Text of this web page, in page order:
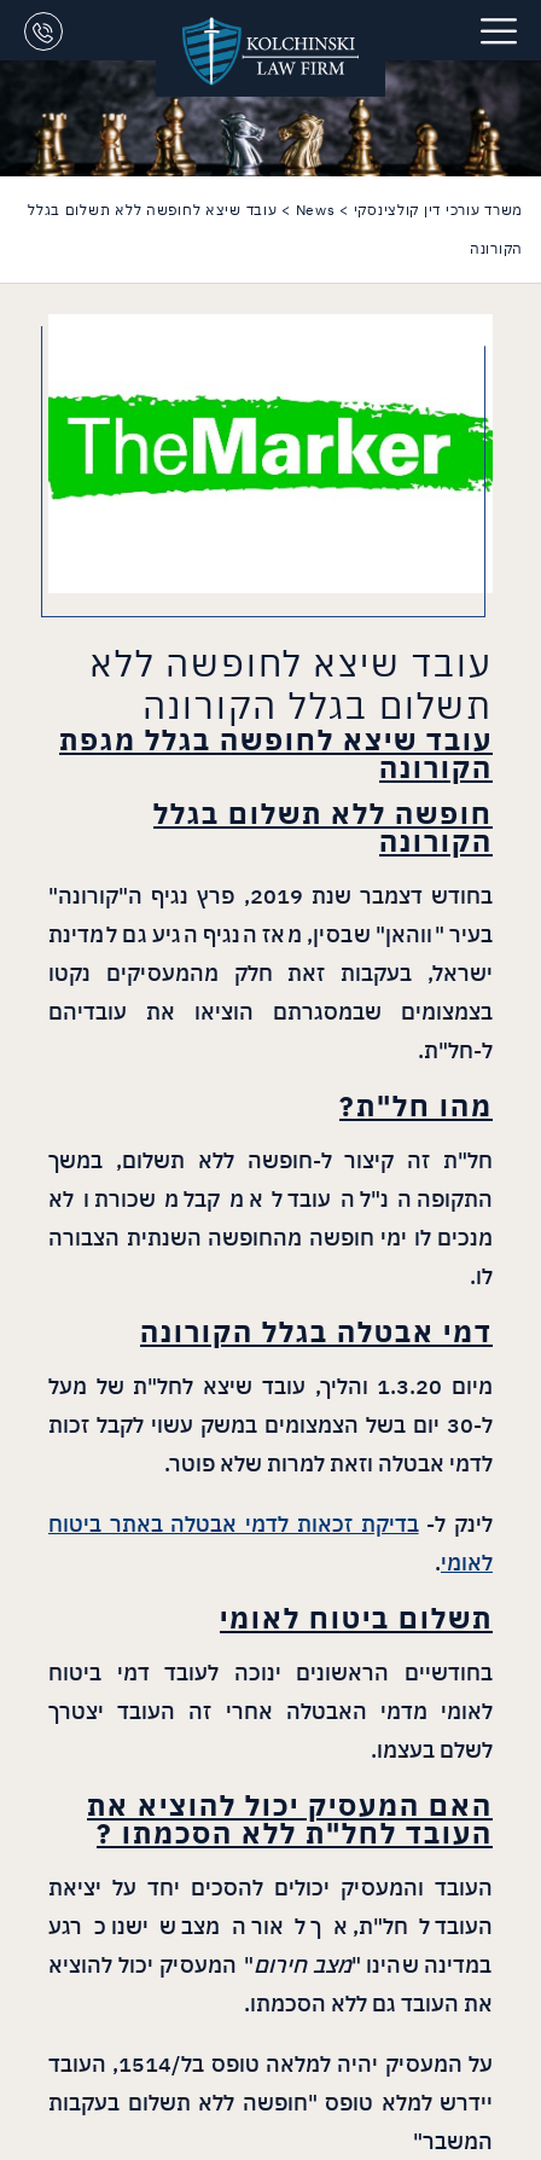
משרד עורכי דין קולצינסקי >
News
> עובד שיצא לחופשה ללא תשלום בגלל
הקורונה
עובד שיצא לחופשה ללא
תשלום בגלל הקורונה
עובד שיצא לחופשה בגלל מגפת
הקורונה
חופשה ללא תשלום בגלל
הקורונה
בחודש דצמבר שנת 2019, פרץ נגיף ה"קורונה"
בעיר "ווהאן" שבסין, מאז הנגיף הגיע גם למדינת
ישראל, בעקבות זאת חלק מהמעסיקים נקטו
בצמצומים שבמסגרתם הוציאו את עובדיהם
ל-חל"ת.
מהו חל"ת?
חל"ת זה קיצור ל-חופשה ללא תשלום, במשך
התקופה הנ"ל העובד לא מקבל משכורת ולא
מנכים לו ימי חופשה מהחופשה השנתית הצבורה
לו.
דמי אבטלה בגלל הקורונה
מיום 1.3.20 והליך, עובד שיצא לחל"ת של מעל
ל-30 יום בשל הצמצומים במשק עשוי לקבל זכות
לדמי אבטלה וזאת למרות שלא פוטר.
לינק ל-בדיקת זכאות לדמי אבטלה באתר ביטוח
לאומי.
תשלום ביטוח לאומי
בחודשיים הראשונים ינוכה לעובד דמי ביטוח
לאומי מדמי האבטלה אחרי זה העובד יצטרך
לשלם בעצמו.
האם המעסיק יכול להוציא את
העובד לחל"ת ללא הסכמתו ?
העובד והמעסיק יכולים להסכים יחד על יציאת
העובד לחל"ת, אך לאור המצב שישנו כרגע
במדינה שהינו "מצב חירום" המעסיק יכול להוציא
את העובד גם ללא הסכמתו.
על המעסיק יהיה למלאה טופס בל/1514, העובד
יידרש למלא טופס "חופשה ללא תשלום בעקבות
המשבר"